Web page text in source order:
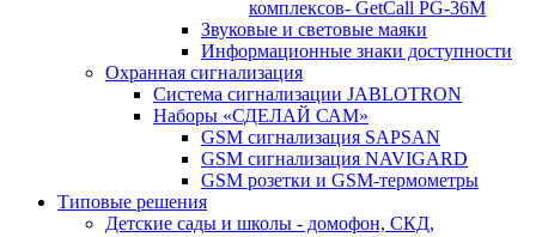
комплексов- GetCall PG-36M
Звуковые и световые маяки
Информационные знаки доступности
Охранная сигнализация
Система сигнализации JABLOTRON
Наборы «СДЕЛАЙ САМ»
GSM сигнализация SAPSAN
GSM сигнализация NAVIGARD
GSM розетки и GSM-термометры
Типовые решения
Детские сады и школы - домофон, СКД,